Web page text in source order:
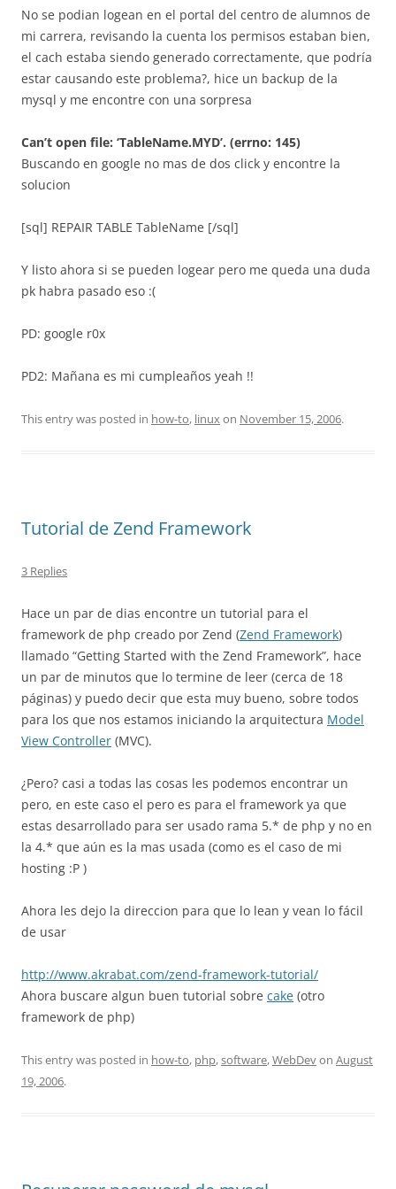
No se podian logean en el portal del centro de alumnos de
mi carrera, revisando la cuenta los permisos estaban bien,
el cach estaba siendo generado correctamente, que podría
estar causando este problema?, hice un backup de la
mysql y me encontre con una sorpresa
Can’t open file: ‘TableName.MYD’. (errno: 145)
Buscando en google no mas de dos click y encontre la
solucion
[sql] REPAIR TABLE TableName [/sql]
Y listo ahora si se pueden logear pero me queda una duda
pk habra pasado eso :(
PD: google r0x
PD2: Mañana es mi cumpleaños yeah !!
This entry was posted in how-to, linuxon November 15, 2006.
Tutorial de Zend Framework
3 Replies
Hace un par de dias encontre un tutorial para el
framework de php creado por Zend (Zend Framework)
llamado “Getting Started with the Zend Framework”, hace
un par de minutos que lo termine de leer (cerca de 18
páginas) y puedo decir que esta muy bueno, sobre todos
para los que nos estamos iniciando la arquitectura Model
View Controller (MVC).
¿Pero? casi a todas las cosas les podemos encontrar un
pero, en este caso el pero es para el framework ya que
estas desarrollado para ser usado rama 5.* de php y no en
la 4.* que aún es la mas usada (como es el caso de mi
hosting :P )
Ahora les dejo la direccion para que lo lean y vean lo fácil
de usar
http://www.akrabat.com/zend-framework-tutorial/
Ahora buscare algun buen tutorial sobre cake (otro
framework de php)
This entry was posted in how-to, php,software,WebDevon August
19, 2006.